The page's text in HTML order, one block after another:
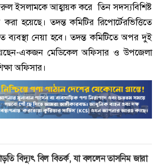
ইসলামকে আহ্বায়ক করে তিন সদস্যবিশিষ্ট
হয়েছে। তদন্ত কমিটির রিপোর্টেরভিত্তিতে
নেয়া হবে। তদন্ত কমিটিতে অপর দুই
একজন মেডিকেল অফিসার ও উপজেলা
অফিসার।
বিদ্যুৎ বিল বিতর্ক, যা বললেন তাসনিম জারা